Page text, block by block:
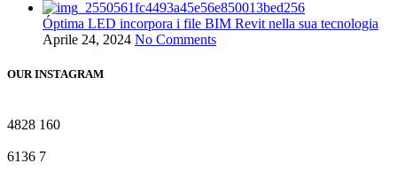
Óptima LED incorpora i file BIM Revit nella sua tecnologia
Aprile 24, 2024 No Comments
OUR INSTAGRAM
4828 160
6136 7